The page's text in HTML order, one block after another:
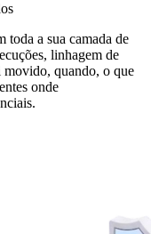
toda a sua camada de
linhagem de
movido, quando, o que
onde